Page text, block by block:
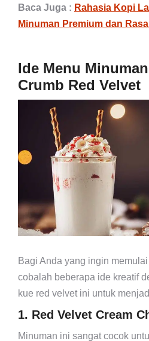
Baca Juga : Rahasia Kopi
Minuman Premium dan
Ide Menu
Crumb Red Velvet
Bagi Anda yang ingin
cobalah beberapa ide kreatif
kue red velvet ini untuk
1. Red Velvet Cream
Minuman ini sangat cocok